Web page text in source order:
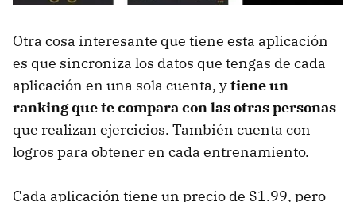
Otra cosa interesante que tiene esta aplicación
es que sincroniza los datos que tengas de cada
aplicación en una sola cuenta, ytiene un
ranking que te compara con las otras personas
que realizan ejercicios. También cuenta con
logros para obtener en cada entrenamiento.
Cada aplicación tiene un precio de $1.99, pero